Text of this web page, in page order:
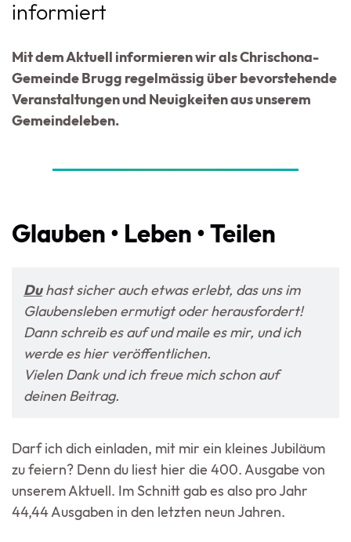
informiert
Mit dem Aktuell informieren wir als Chrischona-
Gemeinde Brugg regelmässig über bevorstehende
Veranstaltungen und Neuigkeiten aus unserem
Gemeindeleben.
Glauben • Leben • Teilen
Duhast sicher auch etwas erlebt, das uns im
Glaubensleben ermutigt oder herausfordert!
Dann schreib es auf undmaile es mir, und ich
werde es hier veröffentlichen.
Vielen Dank und ich freue mich schon auf
deinen Beitrag.
Darf ich dich einladen, mit mir ein kleines Jubiläum
zu feiern? Denn du liest hier die 400. Ausgabe von
unserem Aktuell. Im Schnitt gab es also pro Jahr
44,44 Ausgaben in den letzten neun Jahren.